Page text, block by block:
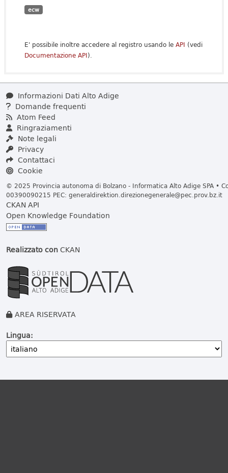
ecw
E' possibile inoltre accedere al registro usando le API (vedi
Documentazione API).
Informazioni Dati Alto Adige
Domande frequenti
Atom Feed
Ringraziamenti
Note legali
Privacy
Contattaci
Cookie
© 2025 Provincia autonoma di Bolzano - Informatica Alto Adige SPA •
00390090215 PEC: generaldirektion.direzionegenerale@pec.prov.bz.it
CKAN API
Open Knowledge Foundation
Realizzato conCKAN
AREA RISERVATA
Lingua